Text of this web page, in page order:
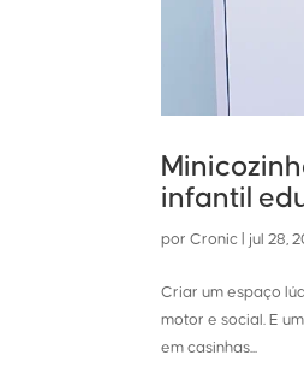
infantil
porCronic jul 28,
Criar um espaço
motor e social. E
em casinhas...